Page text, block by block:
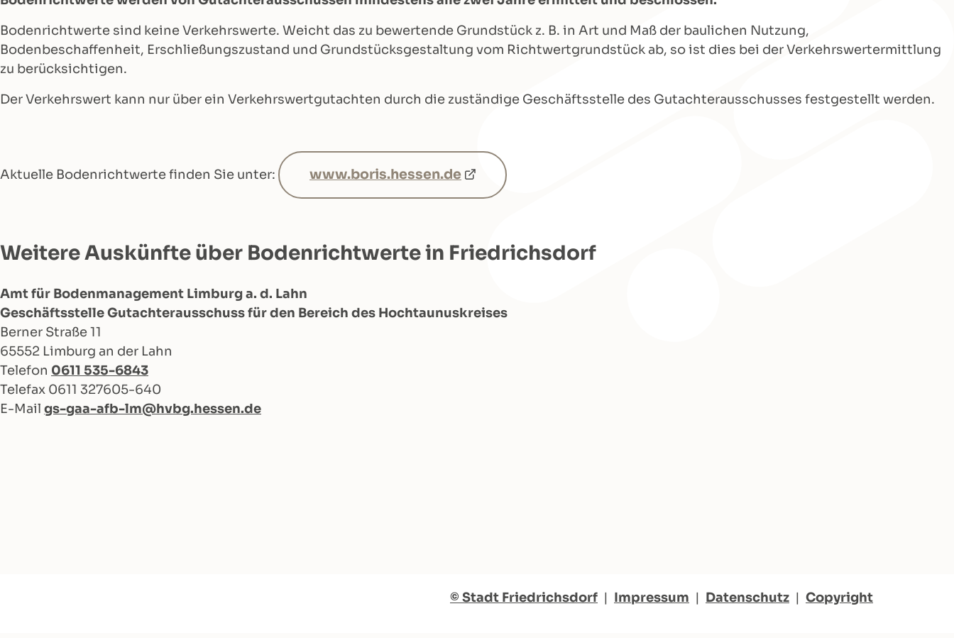
Bodenrichtwerte sind keine Verkehrswerte. Weicht das zu bewertende Grundstück z. B. in Art und Maß der baulichen Nutzung,
Bodenbeschaffenheit, Erschließungszustand und Grundstücksgestaltung vom Richtwertgrundstück ab, so ist dies bei der Verkehrswertermittlung
zu berücksichtigen.
Der Verkehrswert kann nur über ein Verkehrswertgutachten durch die zuständige Geschäftsstelle des Gutachterausschusses festgestellt werden.
Aktuelle Bodenrichtwerte finden Sie unter: www.boris.hessen.de
Weitere Auskünfte über Bodenrichtwerte in Friedrichsdorf
Amt für Bodenmanagement Limburg a. d. Lahn
Geschäftsstelle Gutachterausschuss für den Bereich des Hochtaunuskreises
Berner Straße 11
65552 Limburg an der Lahn
Telefon 0611 535-6843
Telefax 0611 327605-640
E-Mail gs-gaa-afb-lm@hvbg.hessen.de
© Stadt Friedrichsdorf | Impressum | Datenschutz | Copyright